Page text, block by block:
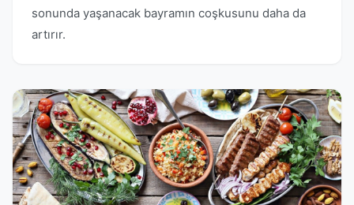
sonunda yaşanacak bayramın coşkusunu daha da
artırır.